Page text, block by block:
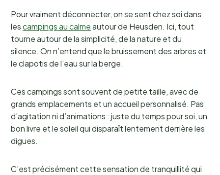
Pour vraiment déconnecter, on se sent chez soi dans
lescampings au calmeautour de Heusden. Ici, tout
tourne autour de la simplicité, de la nature et du
silence. On n’entend que le bruissement des arbres et
le clapotis de l’eau sur la berge.
Ces campings sont souvent de petite taille, avec de
grands emplacements et un accueil personnalisé. Pas
d’agitation ni d’animations : juste du temps pour soi, un
bon livre et le soleil qui disparaît lentement derrière les
digues.
C’est précisément cette sensation de tranquillité qui